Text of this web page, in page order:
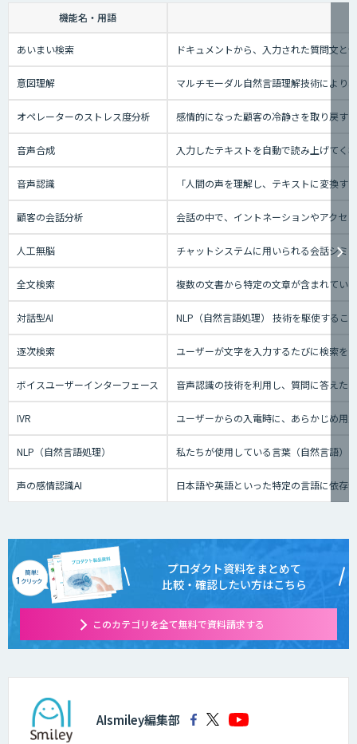
機能名・用語
あいまい検索 ドキュメントから、入力された質問文と
意図理解 マルチモーダル自然言語理解技術により
オペレーターのストレス度分析 感情的になった顧客の冷静さを取り戻す
音声合成 入力したテキストを自動で読み上げてく
音声認識 「人間の声を理解し、テキストに変換
顧客の会話分析 会話の中で、イントネーションやアクセ
人工無脳 チャットシステムに用いられる会話シミ
全文検索 複数の文書から特定の文章が含まれてい
対話型AI NLP（自然言語処理） 技術を駆使するこ
逐次検索 ユーザーが文字を入力するたびに検索を
ボイスユーザーインターフェース 音声認識の技術を利用し、質問に答えた
IVR ユーザーからの入電時に、あらかじめ用
NLP（自然言語処理） 私たちが使用している言葉（自然言語）
声の感情認識AI 日本語や英語といった特定の言語に依存
プロダクト資料をまとめて
比較・確認したい方はこちら
このカテゴリを全て無料で資料請求する
AIsmiley編集部